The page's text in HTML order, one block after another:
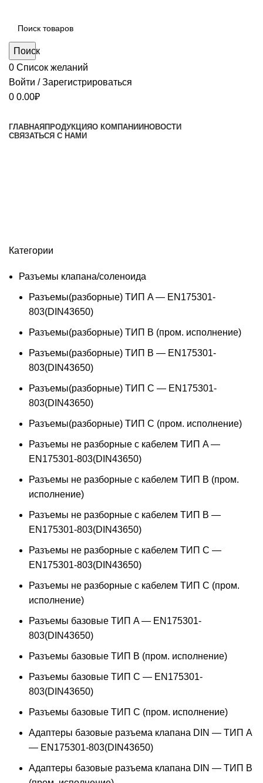
Поиск
0 Список желаний
Войти / Зарегистрироваться
0 0.00₽
ГЛАВНАЯ ПРОДУКЦИЯО КОМПАНИИ НОВОСТИ
СВЯЗАТЬСЯ С НАМИ
Категории
Разъемы клапана/соленоида
Разъемы(разборные) ТИП A — EN175301-
803(DIN43650)
Разъемы(разборные) ТИП В (пром. исполнение)
Разъемы(разборные) ТИП B — EN175301-
803(DIN43650)
Разъемы(разборные) ТИП C — EN175301-
803(DIN43650)
Разъемы(разборные) ТИП С (пром. исполнение)
Разъемы не разборные с кабелем ТИП A —
EN175301-803(DIN43650)
Разъемы не разборные с кабелем ТИП B (пром.
исполнение)
Разъемы не разборные с кабелем ТИП B —
EN175301-803(DIN43650)
Разъемы не разборные с кабелем ТИП C —
EN175301-803(DIN43650)
Разъемы не разборные с кабелем ТИП C (пром.
исполнение)
Разъемы базовые ТИП A — EN175301-
803(DIN43650)
Разъемы базовые ТИП В (пром. исполнение)
Разъемы базовые ТИП C — EN175301-
803(DIN43650)
Разъемы базовые ТИП C (пром. исполнение)
Адаптеры базовые разъема клапана DIN — ТИП A
— EN175301-803(DIN43650)
Адаптеры базовые разъема клапана DIN — ТИП B